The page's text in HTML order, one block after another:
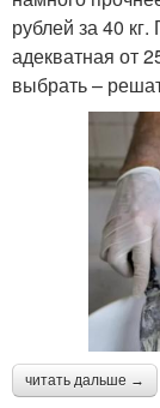
рублей за 40
адекватная от
выбрать –
читать дальше →